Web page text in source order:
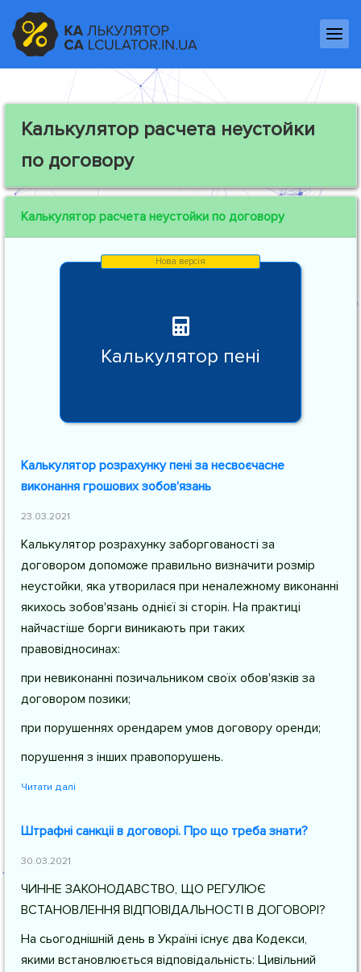
Калькулятор расчета неустойки
по договору
Калькулятор расчета неустойки по договору
Калькулятор пені
Калькулятор розрахунку пені за несвоєчасне
виконання грошових зобов'язань
23.03.2021
Калькулятор розрахунку заборгованості за
договором допоможе правильно визначити розмір
неустойки, яка утворилася при неналежному виконанні
якихось зобов'язань однієї зі сторін. На практиці
найчастіше борги виникають при таких
правовідносинах:
при невиконанні позичальником своїх обов'язків за
договором позики;
при порушеннях орендарем умов договору оренди;
порушення з інших правопорушень.
Читати далі
Штрафні санкціі в договорі. Про що треба знати?
30.03.2021
ЧИННЕ ЗАКОНОДАВСТВО, ЩО РЕГУЛЮЄ
ВСТАНОВЛЕННЯ ВІДПОВІДАЛЬНОСТІ В ДОГОВОРІ?
На сьогоднішній день в Україні існує два Кодекси,
якими встановлюється відповідальність: Цивільний